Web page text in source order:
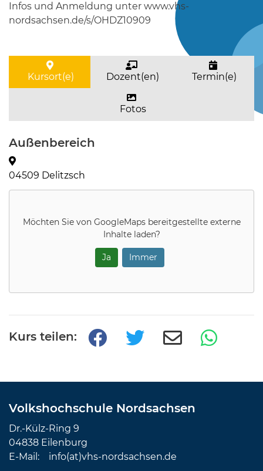
Infos und Anmeldung unter www.vhs-
nordsachsen.de/s/OHDZ10909
Kursort(e) Dozent(en) Termin(e)
Fotos
Außenbereich
04509 Delitzsch
Möchten Sie von GoogleMapsbereitgestellte externe
Inhalte laden?
Ja Immer
Kurs teilen:
Volkshochschule Nordsachsen
Dr.-Külz-Ring 9
04838 Eilenburg
E-Mail: info(at)vhs-nordsachsen.de